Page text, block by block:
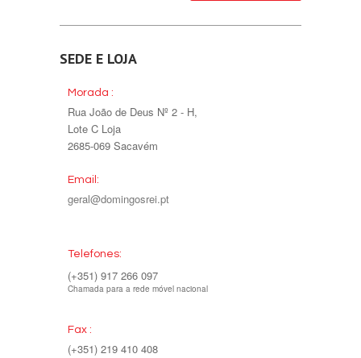
SEDE E LOJA
Morada :
Rua João de Deus Nº 2 - H,
Lote C Loja
2685-069 Sacavém
Email:
geral@domingosrei.pt
Telefones:
(+351) 917 266 097
Chamada para a rede móvel nacional
Fax :
(+351) 219 410 408